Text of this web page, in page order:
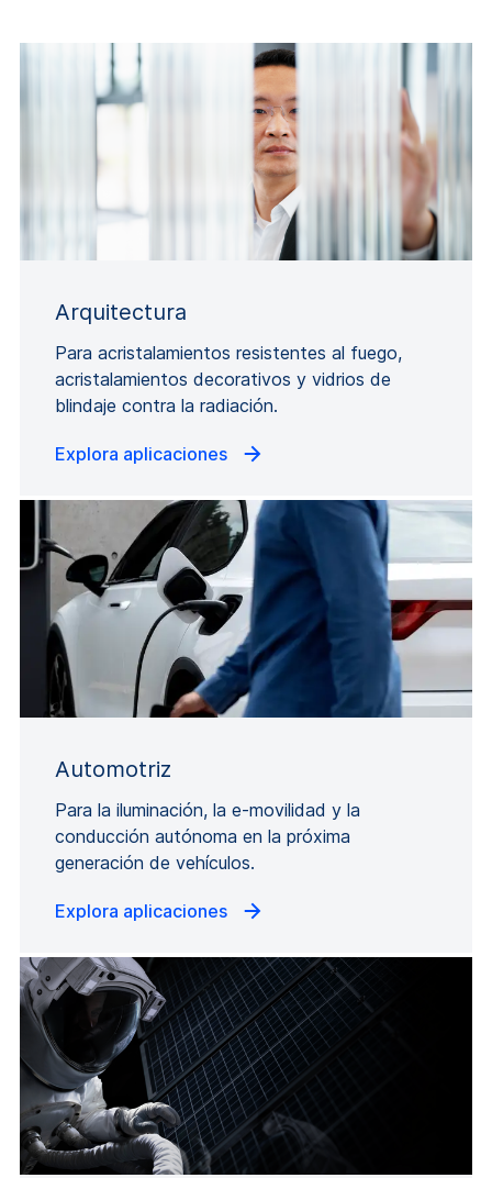
Arquitectura
Para acristalamientos resistentes al fuego,
acristalamientos decorativos y vidrios de
blindaje contra la radiación.
Explora aplicaciones
Automotriz
Para la iluminación, la e-movilidad y la
conducción autónoma en la próxima
generación de vehículos.
Explora aplicaciones